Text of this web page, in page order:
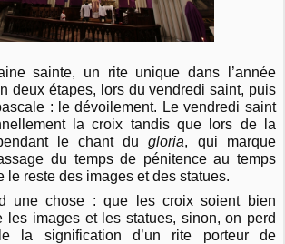
sainte, un rite unique dans l’année
deux étapes, lors du vendredi saint, puis
: le dévoilement. Le vendredi saint
la croix tandis que lors de la
le chant dugloria, qui marque
du temps de pénitence au temps
le reste des images et des statues.
une chose : que les croix soient bien
les images et les statues, sinon, on perd
la signification d’un rite porteur de